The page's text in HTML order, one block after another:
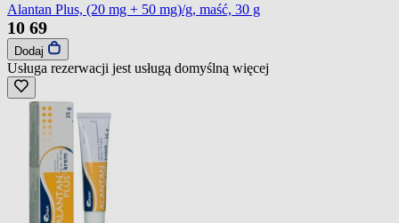
Alantan Plus, (20 mg + 50 mg)/g, maść, 30 g
10 69
Dodaj
Usługa rezerwacji jest usługą domyślną więcej